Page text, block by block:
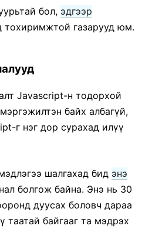
бол, эдгээр
тохиримжтой газарууд юм.
Javascript-н тодорхой
байх албагүй,
г нэг дор сурахад илүү
шалгахад бид энэ
болгож байна. Энэ нь 30
дуусах боловч дараа
таатай байгааг та мэдрэх